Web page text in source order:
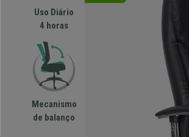
Uso Diário
4 horas
Mecanismo
de balanço